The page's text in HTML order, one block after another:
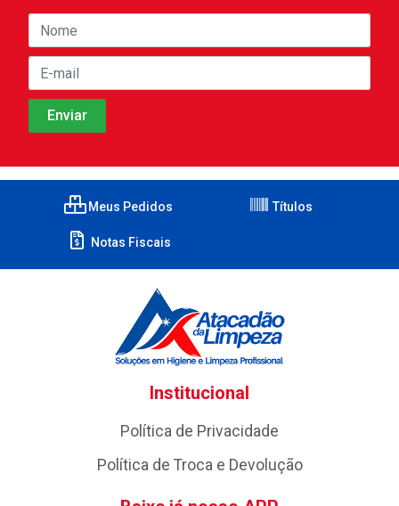
Meus Pedidos Títulos
Notas Fiscais
Institucional
Política de Privacidade
Política de Troca e Devolução